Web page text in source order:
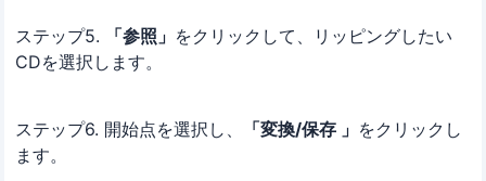
ステップ5. 「参照」 をクリックして、リッピングしたい
CDを選択します。
ステップ6. 開始点を選択し、 「変換/保存 」 をクリックし
ます。